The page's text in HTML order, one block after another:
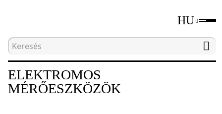
HU
Kezdőlap Elektromos mérőeszközök
ELEKTROMOS
MÉRŐESZKÖZÖK